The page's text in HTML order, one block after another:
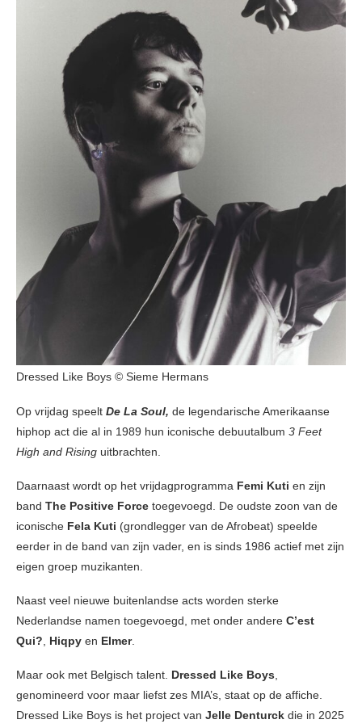
Dressed Like Boys © Sieme Hermans
Op vrijdag speelt De La Soul, de legendarische Amerikaanse
hiphop act die al in 1989 hun iconische debuutalbum 3 Feet
High and Rising uitbrachten.
Daarnaast wordt op het vrijdagprogramma Femi Kuti en zijn
band The Positive Force toegevoegd. De oudste zoon van de
iconische Fela Kuti (grondlegger van de Afrobeat) speelde
eerder in de band van zijn vader, en is sinds 1986 actief met zijn
eigen groep muzikanten.
Naast veel nieuwe buitenlandse acts worden sterke
Nederlandse namen toegevoegd, met onder andere C’est
Qui?
Hiqpy en Elmer.
Maar ook met Belgisch talent. Dressed Like Boys
genomineerd voor maar liefst zes MIA’s, staat op de affiche.
Dressed Like Boys is het project van Jelle Denturck die in 2025